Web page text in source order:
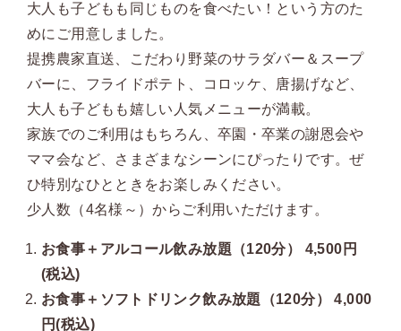
大人も子どもも同じものを食べたい！という方のた
めにご用意しました。
提携農家直送、こだわり野菜のサラダバー＆スープ
バーに、フライドポテト、コロッケ、唐揚げなど、
大人も子どもも嬉しい人気メニューが満載。
家族でのご利用はもちろん、卒園・卒業の謝恩会や
ママ会など、さまざまなシーンにぴったりです。ぜ
ひ特別なひとときをお楽しみください。
少人数（4名様～）からご利用いただけます。
お食事＋アルコール飲み放題（120分） 4,500円
(税込)
お食事＋ソフトドリンク飲み放題（120分） 4,000
円(税込)